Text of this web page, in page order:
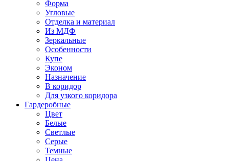
Форма
Угловые
Отделка и материал
Из МДФ
Зеркальные
Особенности
Купе
Эконом
Назначение
В коридор
Для узкого коридора
Гардеробные
Цвет
Белые
Светлые
Серые
Темные